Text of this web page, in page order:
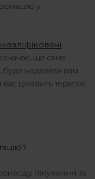
у
що саме
буде надавати вам
цікавить терапія,
лікування та